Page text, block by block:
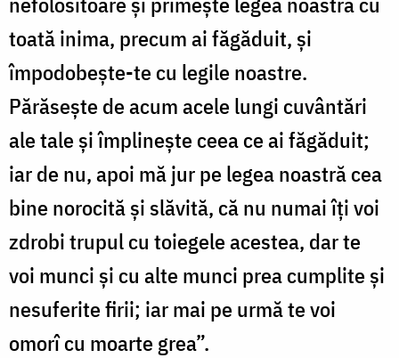
toată inima, precum ai făgăduit, și
împodobește-te cu legile noastre.
Părăsește de acum acele lungi cuvântări
ale tale și împlinește ceea ce ai făgăduit;
iar de nu, apoi mă jur pe legea noastră cea
bine norocită și slăvită, că nu numai îți voi
zdrobi trupul cu toiegele acestea, dar te
voi munci și cu alte munci prea cumplite și
nesuferite firii; iar mai pe urmă te voi
omorî cu moarte grea”.